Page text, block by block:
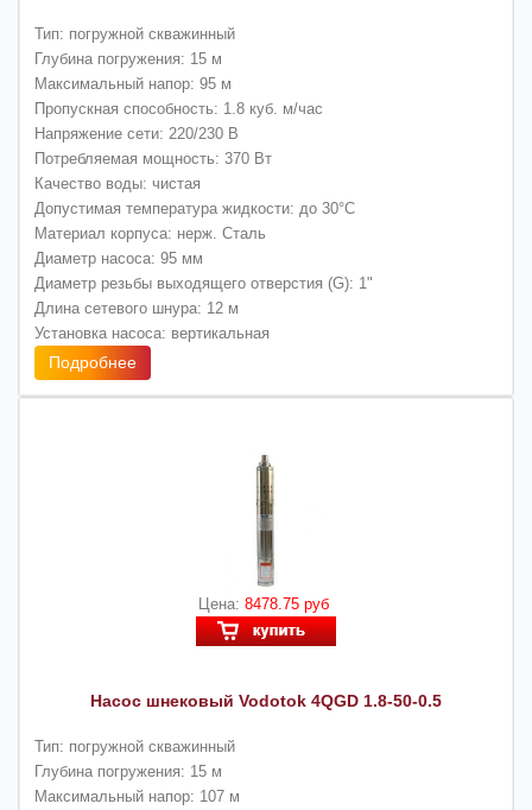
Тип: погружной скважинный
Глубина погружения: 15 м
Максимальный напор: 95 м
Пропускная способность: 1.8 куб. м/час
Напряжение сети: 220/230 В
Потребляемая мощность: 370 Вт
Качество воды: чистая
Допустимая температура жидкости: до 30°C
Материал корпуса: нерж. Сталь
Диаметр насоса: 95 мм
Диаметр резьбы выходящего отверстия (G): 1"
Длина сетевого шнура: 12 м
Установка насоса: вертикальная
Подробнее
Цена: 8478.75 руб
Насос шнековый Vodotok 4QGD 1.8-50-0.5
Тип: погружной скважинный
Глубина погружения: 15 м
Максимальный напор: 107 м